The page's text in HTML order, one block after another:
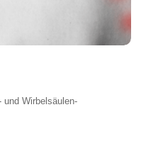
Wirbelsäulen-